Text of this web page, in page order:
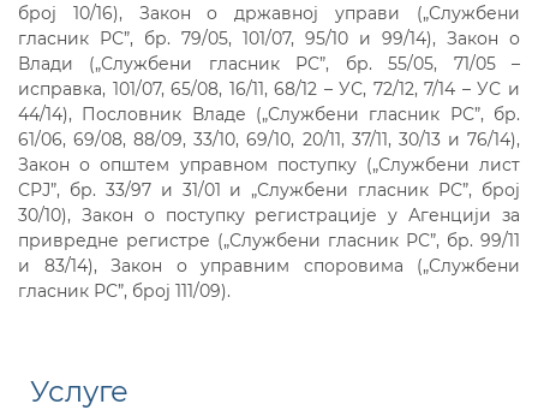
број 10/16), Закон о државној управи („Службени
гласник РС”, бр. 79/05, 101/07, 95/10 и 99/14), Закон о
Влади („Службени гласник РС”, бр. 55/05, 71/05 –
исправка, 101/07, 65/08, 16/11, 68/12 – УС, 72/12, 7/14 – УС и
44/14), Пословник Владе („Службени гласник РС”, бр.
61/06, 69/08, 88/09, 33/10, 69/10, 20/11, 37/11, 30/13 и 76/14),
Закон о општем управном поступку („Службени лист
СРЈ”, бр. 33/97 и 31/01 и „Службени гласник РС”, број
30/10), Закон о поступку регистрације у Агенцији за
привредне регистре („Службени гласник РС”, бр. 99/11
и 83/14), Закон о управним споровима („Службени
гласник РС”, број 111/09).
Услуге